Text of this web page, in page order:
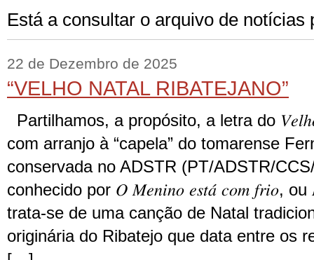
Está a consultar o arquivo de
22 de Dezembro de 2025
“VELHO NATAL RIBATEJANO”
Partilhamos, a propósito, a letra do 𝑉𝑒𝑙ℎ𝑜
com arranjo à “capela” do tomarense
conservada no ADSTR (PT/ADSTR/
conhecido por 𝑂 𝑀𝑒𝑛𝑖𝑛𝑜 𝑒𝑠𝑡𝑎́ 𝑐𝑜𝑚 𝑓𝑟𝑖𝑜,
trata-se de uma canção de Natal
originária do Ribatejo que data entre os